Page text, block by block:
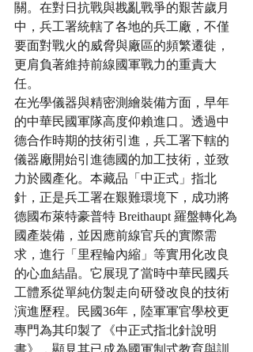
關。在對日抗戰與戡亂戰爭的艱苦歲月
中，兵工署統轄了各地的兵工廠，不僅
要面對戰火的威脅與廠區的頻繁遷徙，
更肩負著維持前線國軍戰力的重責大
任。
在光學儀器與精密測繪裝備方面，早年
的中華民國軍隊高度仰賴進口。透過中
德合作時期的技術引進，兵工署下轄的
儀器廠開始引進德國的加工技術，並致
力於國產化。本藏品「中正式」指北
針，正是兵工署在艱難環境下，成功將
德國布萊特豪普特 Breithaupt 羅盤轉化為
國產裝備，並因應前線官兵的實際需
求，進行「里程輪內縮」等實用化改良
的心血結晶。它展現了當時中華民國兵
工體系從單純仿製走向研發改良的技術
演進歷程。民國36年，陸軍軍官學校更
專門為其印製了《中正式指北針說明
書》，顯見其已成為國軍制式教育與訓